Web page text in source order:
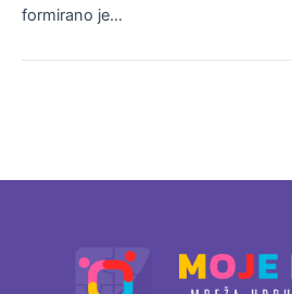
formirano je…